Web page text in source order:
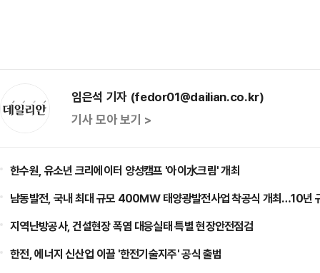
임은석 기자 (fedor01@dailian.co.kr)
기사 모아 보기 >
한수원, 유소년 크리에이터 양성캠프 '아이水크림' 개최
남동발전, 국내 최대 규모 400㎿ 태양광발전사업 착공식 개최…10년
지역난방공사, 건설현장 폭염 대응실태 특별 현장안전점검
한전, 에너지 신산업 이끌 '한전기술지주' 공식 출범